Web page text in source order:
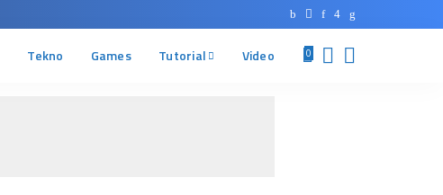
Tekno Games Tutorial Video 0